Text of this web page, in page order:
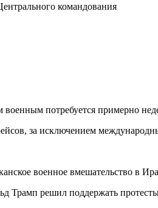
командования
потребуется примерно
за исключением
Трамп решил поддержать